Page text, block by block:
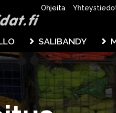
Ohjeita
SALIBANDY